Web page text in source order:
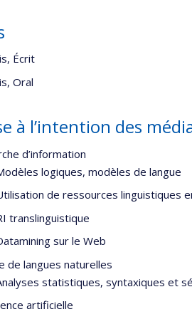
Écrit
Oral
à l’intention des
d’information
logiques, modèles de langue
de ressources linguistiques
translinguistique
sur le Web
de langues naturelles
statistiques, syntaxiques et
artificielle